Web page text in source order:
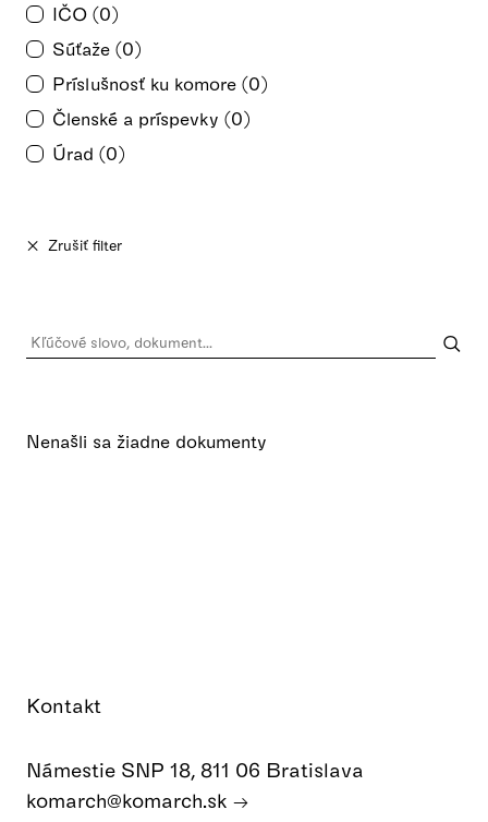
IČO (0)
Súťaže (0)
Príslušnosť ku komore (0)
Členské a príspevky (0)
Úrad (0)
Zrušiť filter
Nenašli sa žiadne dokumenty
Kontakt
Námestie SNP 18, 811 06 Bratislava
komarch@komarch.sk